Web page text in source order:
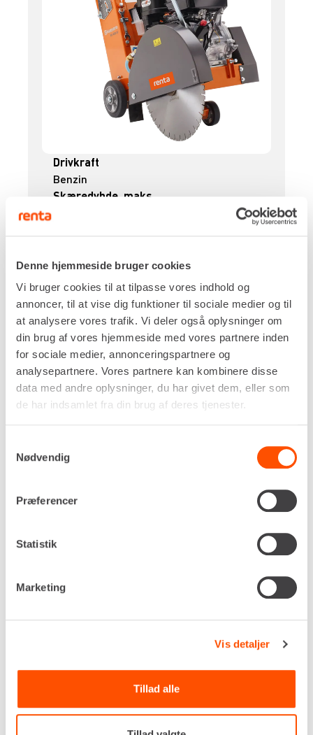
Denne hjemmeside bruger cookies
Vi bruger cookies til at tilpasse vores indhold og
annoncer, til at vise dig funktioner til sociale medier og til
at analysere vores trafik. Vi deler også oplysninger om
din brug af vores hjemmeside med vores partnere inden
for sociale medier, annonceringspartnere og
analysepartnere. Vores partnere kan kombinere disse
data med andre oplysninger, du har givet dem, eller som
de har indsamlet fra din brug af deres tjenester.
Nødvendig
Præferencer
Statistik
Marketing
Vis detaljer
Tillad alle
Drivkraft
Benzin
Skæredybde, maks.
Vibrationsniveau
99,0 kg
DKK 980,00
Ekskl. moms
Renta udlejer kun til erhverv. Gyldigt CVR-
nummer er påkrævet.
FUGESKÆRER – Ø152 MM